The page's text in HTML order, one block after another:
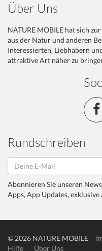
Über Uns
NATURE MOBILE hat sich
aus der Natur und anderen
Interessierten, Liebhabern
attraktive Art näher zu
Rundschreiben
Abonnieren Sie unseren
Apps, App Updates,
© 2026 NATURE MOBILE
Hilfe
Über Uns